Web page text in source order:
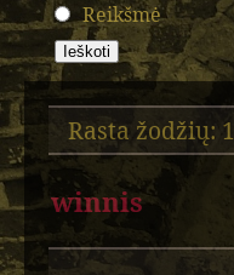
Reikšmė
Rasta žodžių: 1
winnis